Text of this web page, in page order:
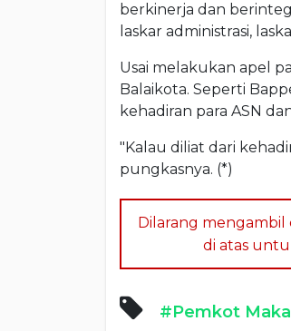
berkinerja dan
laskar administrasi,
Usai melakukan apel
Balaikota. Seperti
kehadiran para ASN
"Kalau diliat dari
pungkasnya. (*)
Dilarang
di atas
#Pemkot